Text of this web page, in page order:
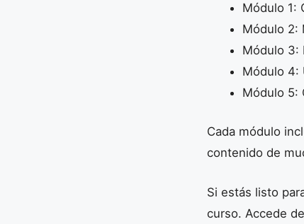
Módulo 1:
Módulo 2:
Módulo 3:
Módulo 4:
Módulo 5:
Cada módulo
contenido de
Si estás listo
curso. Accede